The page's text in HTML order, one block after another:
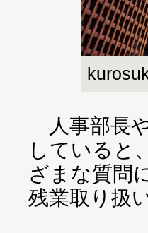
人事部長
していると
ざまな質問
残業取り扱